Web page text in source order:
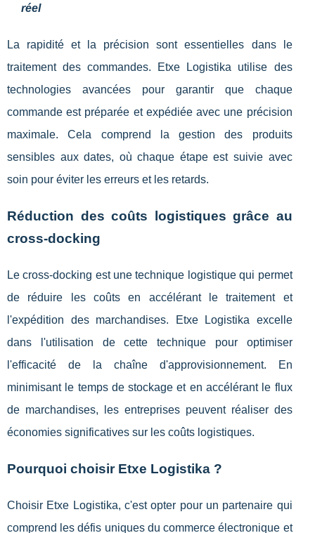
réel
La rapidité et la précision sont essentielles dans le
traitement des commandes. Etxe Logistika utilise des
technologies avancées pour garantir que chaque
commande est préparée et expédiée avec une précision
maximale. Cela comprend la gestion des produits
sensibles aux dates, où chaque étape est suivie avec
soin pour éviter les erreurs et les retards.
Réduction des coûts logistiques grâce au
cross-docking
Le cross-docking est une technique logistique qui permet
de réduire les coûts en accélérant le traitement et
l'expédition des marchandises. Etxe Logistika excelle
dans l'utilisation de cette technique pour optimiser
l'efficacité de la chaîne d'approvisionnement. En
minimisant le temps de stockage et en accélérant le flux
de marchandises, les entreprises peuvent réaliser des
économies significatives sur les coûts logistiques.
Pourquoi choisir Etxe Logistika ?
Choisir Etxe Logistika, c'est opter pour un partenaire qui
comprend les défis uniques du commerce électronique et